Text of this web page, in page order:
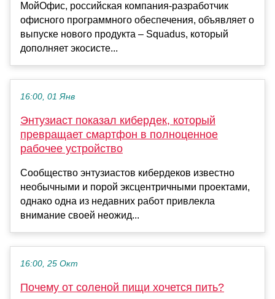
МойОфис, российская компания-разработчик
офисного программного обеспечения, объявляет о
выпуске нового продукта – Squadus, который
дополняет экосисте...
16:00, 01 Янв
Энтузиаст показал кибердек, который
превращает смартфон в полноценное
рабочее устройство
Сообщество энтузиастов кибердеков известно
необычными и порой эксцентричными проектами,
однако одна из недавних работ привлекла
внимание своей неожид...
16:00, 25 Окт
Почему от соленой пищи хочется пить?